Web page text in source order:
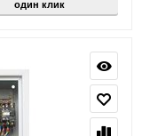
один клик